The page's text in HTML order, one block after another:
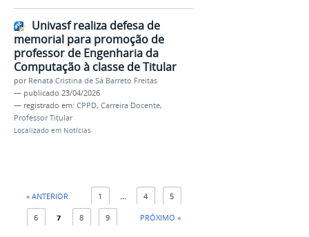
Univasf realiza defesa de
memorial para promoção de
professor de Engenharia da
Computação à classe de Titular
por Renata Cristina de Sá Barreto Freitas
— publicado 23/04/2026
— registrado em: CPPD, Carreira Docente,
Professor Titular
Localizado em Notícias
« ANTERIOR 1 ... 4 5
6 7 8 9 PRÓXIMO »